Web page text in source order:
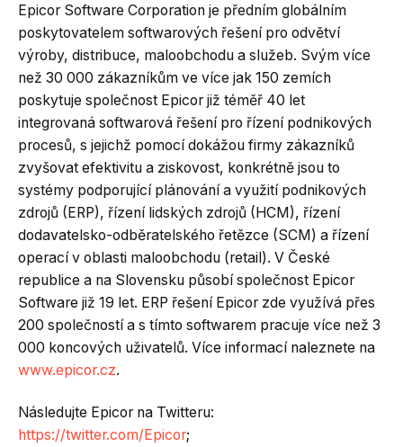
Epicor Software Corporation je předním globálním
poskytovatelem softwarových řešení pro odvětví
výroby, distribuce, maloobchodu a služeb. Svým více
než 30 000 zákazníkům ve více jak 150 zemích
poskytuje společnost Epicor již téměř 40 let
integrovaná softwarová řešení pro řízení podnikových
procesů, s jejichž pomocí dokážou firmy zákazníků
zvyšovat efektivitu a ziskovost, konkrétně jsou to
systémy podporující plánování a využití podnikových
zdrojů (ERP), řízení lidských zdrojů (HCM), řízení
dodavatelsko-odběratelského řetězce (SCM) a řízení
operací v oblasti maloobchodu (retail). V České
republice a na Slovensku působí společnost Epicor
Software již 19 let. ERP řešení Epicor zde využívá přes
200 společností a s tímto softwarem pracuje více než 3
000 koncových uživatelů. Více informací naleznete na
www.epicor.cz.
Následujte Epicor na Twitteru:
https://twitter.com/Epicor;